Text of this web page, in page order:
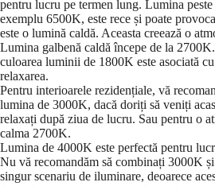
pentru lucru pe termen lung. Lumina
exemplu 6500K, este rece și poate
este o lumină caldă. Aceasta creează o
Lumina galbenă caldă începe de la
culoarea luminii de 1800K este asociată
relaxarea.
Pentru interioarele rezidențiale, vă
lumina de 3000K, dacă doriți să veniți
relaxați după ziua de lucru. Sau pentru o
calma 2700K.
Lumina de 4000K este perfectă pentru
Nu vă recomandăm să combinați 3000K
singur scenariu de iluminare, deoarece